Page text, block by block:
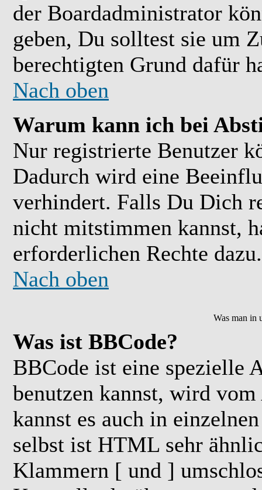
der Boardadministrator
geben, Du solltest sie um
berechtigten Grund dafür
Nach oben
Warum kann ich bei
Nur registrierte Benutzer
Dadurch wird eine
verhindert. Falls Du Dich
nicht mitstimmen kannst,
erforderlichen Rechte dazu.
Nach oben
Was man in
Was ist BBCode?
BBCode ist eine spezielle
benutzen kannst, wird
kannst es auch in
selbst ist HTML sehr
Klammern [ und ]